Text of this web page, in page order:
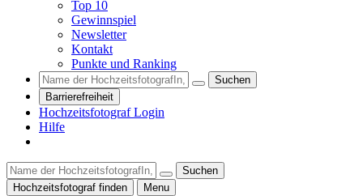
Top 10
Gewinnspiel
Newsletter
Kontakt
Punkte und Ranking
Suchen
Barrierefreiheit
Hochzeitsfotograf Login
Hilfe
Suchen
Hochzeitsfotograf finden
Menu